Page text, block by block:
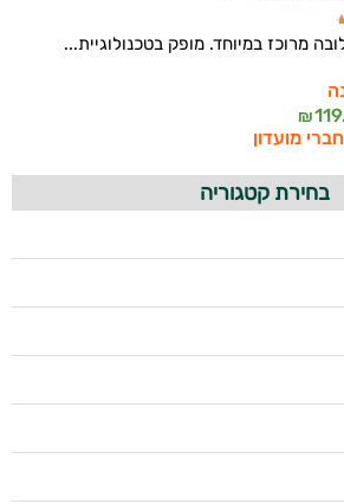
מרוכז במיוחד. מופק בטכנולוגיית...
₪
מועדון
בחירת קטגוריה